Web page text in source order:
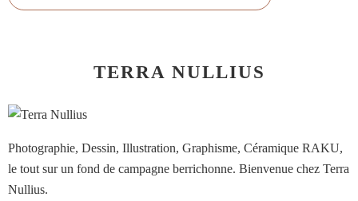
TERRA NULLIUS
Photographie, Dessin, Illustration, Graphisme, Céramique RAKU,
le tout sur un fond de campagne berrichonne. Bienvenue chez Terra
Nullius.